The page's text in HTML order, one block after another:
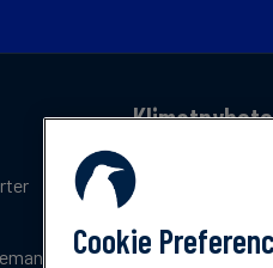
Få en månatlig
trenderna,
Cookie